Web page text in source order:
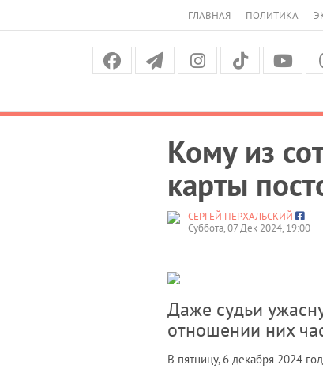
ГЛАВНАЯ ПОЛИТИКА
Кому из
карты
СЕРГЕЙ ПЕРХАЛЬСКИЙ
Суббота, 07 Дек 2024, 19:00
Даже судьи
отношении них
В пятницу, 6 декабря 2024